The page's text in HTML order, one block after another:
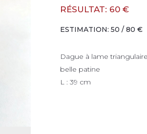
RÉSULTAT: 60 €
ESTIMATION: 50 / 80 €
Dague à lame
belle patine
L : 39 cm